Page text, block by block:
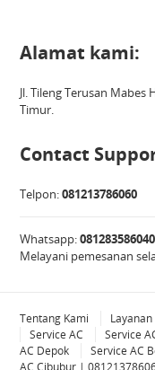
Alamat kami:
Jl. Tileng Terusan Mabes
Timur.
Contact
Telpon:081213786060
Whatsapp:081283586040
Melayani pemesanan
Tentang Kami Layanan
Service AC
Service
AC Depok
Service AC
AC Cibubur |